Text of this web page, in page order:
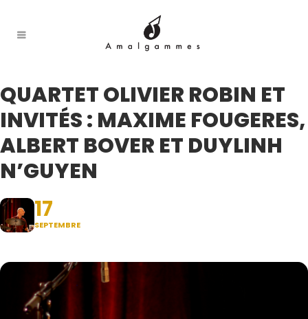
QUARTET OLIVIER ROBIN ET
INVITÉS : MAXIME FOUGERES,
ALBERT BOVER ET DUYLINH
N’GUYEN
17
SEPTEMBRE